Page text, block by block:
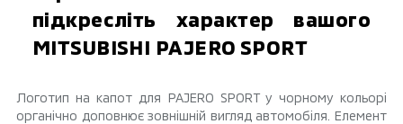
підкресліть характер вашого
MITSUBISHI PAJERO SPORT
Логотип на капот для PAJERO SPORT у чорному кольорі
органічно доповнює зовнішній вигляд автомобіля. Елемент